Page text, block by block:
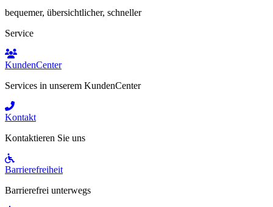
bequemer, übersichtlicher, schneller
Service
KundenCenter
Services in unserem KundenCenter
Kontakt
Kontaktieren Sie uns
Barrierefreiheit
Barrierefrei unterwegs